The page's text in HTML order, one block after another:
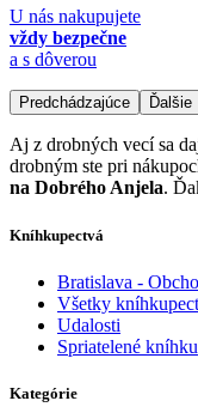
U nás nakupujete
vždy bezpečne
a s dôverou
Predchádzajúce Ďalšie
Aj z drobných vecí sa
drobným ste pri
na Dobrého Anjela.
Kníhkupectvá
Bratislava -
Všetky
Udalosti
Spriatelené
Kategórie